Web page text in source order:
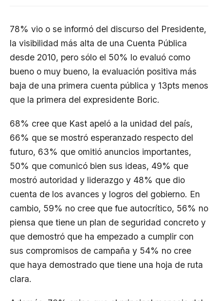
78% vio o se informó del discurso del Presidente,
la visibilidad más alta de una Cuenta Pública
desde 2010, pero sólo el 50% lo evaluó como
bueno o muy bueno, la evaluación positiva más
baja de una primera cuenta pública y 13pts menos
que la primera del expresidente Boric.
68% cree que Kast apeló a la unidad del país,
66% que se mostró esperanzado respecto del
futuro, 63% que omitió anuncios importantes,
50% que comunicó bien sus ideas, 49% que
mostró autoridad y liderazgo y 48% que dio
cuenta de los avances y logros del gobierno. En
cambio, 59% no cree que fue autocrítico, 56% no
piensa que tiene un plan de seguridad concreto y
que demostró que ha empezado a cumplir con
sus compromisos de campaña y 54% no cree
que haya demostrado que tiene una hoja de ruta
clara.